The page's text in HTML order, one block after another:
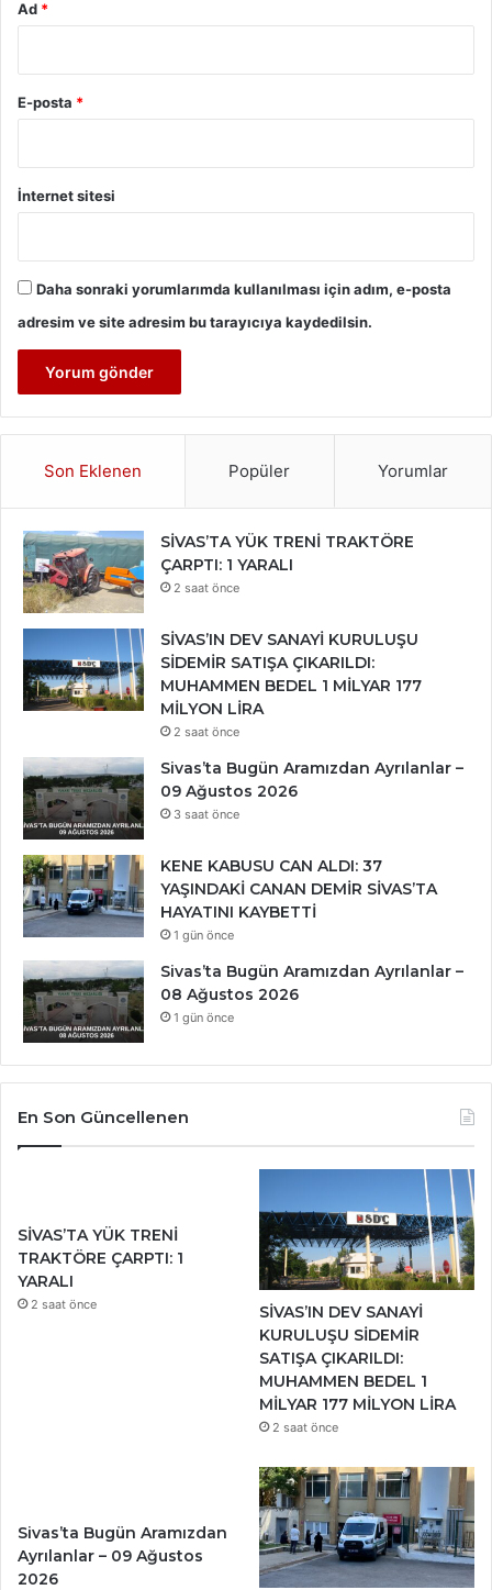
Ad *
E-posta *
İnternet sitesi
Daha sonraki yorumlarımda kullanılması için adım, e-posta
adresim ve site adresim bu tarayıcıya kaydedilsin.
Son Eklenen Popüler Yorumlar
SİVAS’TA YÜK TRENİ TRAKTÖRE
ÇARPTI: 1 YARALI
2 saat önce
SİVAS’IN DEV SANAYİ KURULUŞU
SİDEMİR SATIŞA ÇIKARILDI:
MUHAMMEN BEDEL 1 MİLYAR 177
MİLYON LİRA
2 saat önce
Sivas’ta Bugün Aramızdan Ayrılanlar –
09 Ağustos 2026
3 saat önce
KENE KABUSU CAN ALDI: 37
YAŞINDAKİ CANAN DEMİR SİVAS’TA
HAYATINI KAYBETTİ
1 gün önce
Sivas’ta Bugün Aramızdan Ayrılanlar –
08 Ağustos 2026
1 gün önce
En Son Güncellenen
SİVAS’TA YÜK TRENİ
TRAKTÖRE ÇARPTI: 1
YARALI
2 saat önce
SİVAS’IN DEV SANAYİ
KURULUŞU SİDEMİR
SATIŞA ÇIKARILDI:
MUHAMMEN BEDEL 1
MİLYAR 177 MİLYON LİRA
2 saat önce
Sivas’ta Bugün Aramızdan
Ayrılanlar – 09 Ağustos
2026